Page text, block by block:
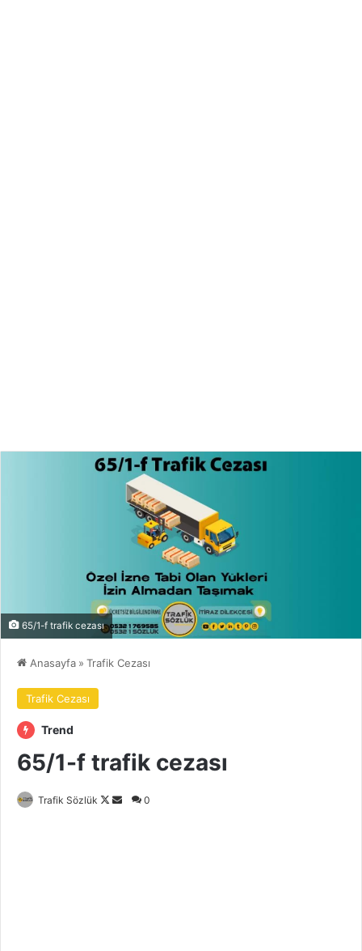
65/1-f trafik cezası
Anasayfa » Trafik Cezası
Trafik Cezası
Trend
65/1-f trafik cezası
Trafik Sözlük
Follow
Bir
0